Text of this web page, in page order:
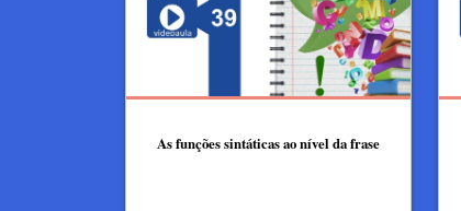
As funções sintáticas ao nível da frase